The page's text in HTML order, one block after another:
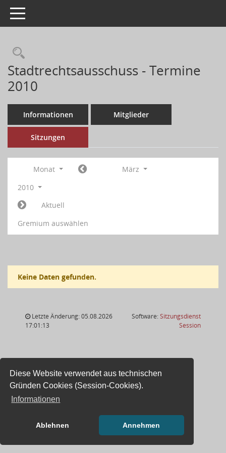
Diese Website verwendet aus technischen
Gründen Cookies (Session-Cookies).
Informationen
Ablehnen Annehmen
Toggle navigation
Stadtrechtsausschuss - Termine
2010
Informationen Mitglieder
Sitzungen
Monat
März
2010
Aktuell
Gremium auswählen
Keine Daten gefunden.
Letzte Änderung: 05.08.2026
17:01:13
Software:Sitzungsdienst
Session(Wird in